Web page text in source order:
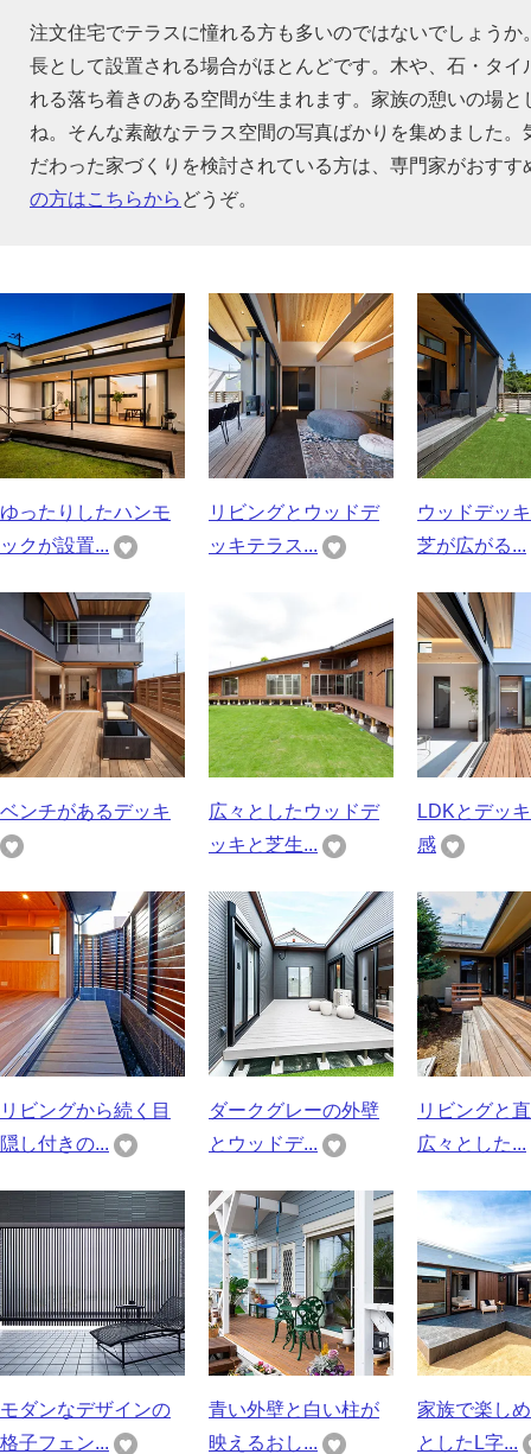
注文住宅でテラスに憧れる方も多いのではないでしょう
長として設置される場合がほとんどです。木や、石・タ
れる落ち着きのある空間が生まれます。家族の憩いの場
ね。そんな素敵なテラス空間の写真ばかりを集めました
だわった家づくりを検討されている方は、専門家がおす
の方はこちらから どうぞ。
ゆったりしたハンモ
ックが設置...
リビングとウッドデ
ッキテラス...
ウッドデッ
芝が広がる...
ベンチがあるデッキ
広々としたウッドデ
ッキと芝生...
LDKとデッ
感
リビングから続く目
隠し付きの...
ダークグレーの外壁
とウッドデ...
リビングと
広々とした...
モダンなデザインの
格子フェン...
青い外壁と白い柱が
映えるおし...
家族で楽し
としたL字...